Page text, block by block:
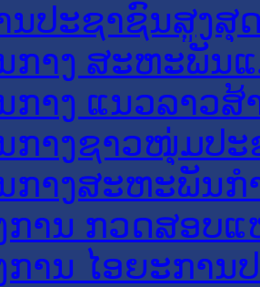
ນປະຊາຊົນສູງສຸ
ກາງ ສະຫະພັນ
ກາງ ແນວລາວສ້
ກາງຊາວໜຸ່ມປະ
ກາງສະຫະພັນກ
ການ ກວດສອບແ
ການ ໄອຍະການ